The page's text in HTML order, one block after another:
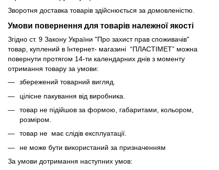
Зворотня доставка товарів здійснюється за домовленістю.
Умови повернення для товарів належної якості
Згідно ст. 9 Закону України "Про захист прав споживачів"
товар, куплений в Інтернет- магазині “ПЛАСТІМЕТ” можна
повернути протягом 14-ти календарних днів з моменту
отримання товару за умови:
збережений товарний вигляд.
цілісне пакування від виробника.
товар не підійшов за формою, габаритами, кольором,
розміром.
товар не має слідів експлуатації.
не може бути використаний за призначенням
За умови дотримання наступних умов: